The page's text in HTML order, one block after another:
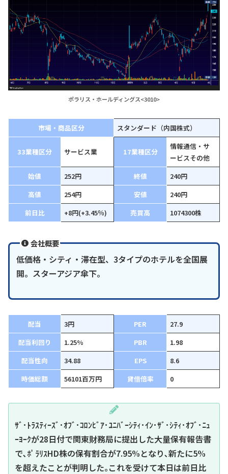
ポラリス・ホールディングス<3010>
市場・商品区分 スタンダード（内国株式）
33業種区分 サービス業 17業種区分
情報通信・サ
ービスその他
始値
252円 終値
240円
高値
254円 安値
240円
前日比
+8円(+3.45％) 売買高 1074300株
会社概要
低価格・シティ・滞在型、3タイプのホテルを全国展
開。スターアジア傘下。
配当 3円 PER
27.9
配当利回り
1.25% PBR
1.98
配当性向
34.88 EPS
8.6
時価総額
56101百万円 貸借倍率 0
ｻﾞ･ﾄﾗｽﾃｨｰｽﾞ･ｵﾌﾞ･ｺﾛﾝﾋﾞｱ･ﾕﾆﾊﾞｰｼﾃｨ･ｲﾝ･ｻﾞ･ｼﾃｨ･ｵﾌﾞ･ﾆｭ
ｰﾖｰｸが28日付で関東財務局に提出した大量保有報告書
で､ﾎﾟﾗﾘｽHD株の保有割合が7.95%となり､新たに5%
を超えたことが判明した｡これを受けて本日は前日比